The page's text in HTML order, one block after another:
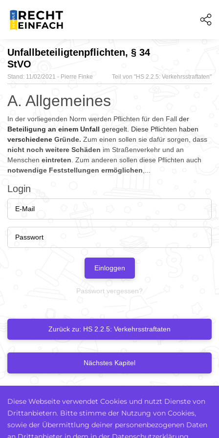
Unfallbeteiligtenpflichten, § 34
StVO
Stand: 11/02/2021 - Pierre Finke Teil von "HS 2.2.5: Verkehrsstraftaten"
A. Allgemeines
In der vorliegenden Norm werden Pflichten für den Fall der
Beteiligung an einem Unfall geregelt. Diese Pflichten haben
verschiedene Gründe. Zum einen sollen sie dafür sorgen, dass
nicht noch weitere Schäden im Straßenverkehr und an
Menschen eintreten . Zum anderen sollen diese Pflichten auch
notwendige Feststellungen ermöglichen
Login
Einloggen
Passwort vergessen?
Zurück zu: HS 2.2.5: Verkehrsstraftaten
Nächstes Kapitel
Diese Webseite verwendet Cookies und nutzt Dienste von
Drittanbietern. Bitte stimme der Nutzung von Cookies,
sowie der Übermittlung deiner personenbezogenen Daten